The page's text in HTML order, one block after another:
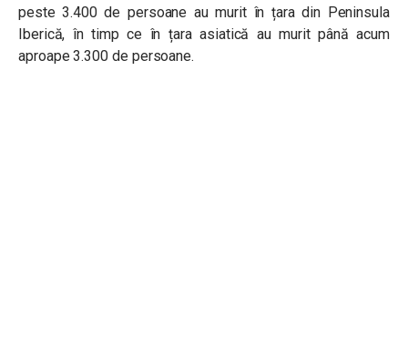
peste 3.400 de persoane au murit în țara din Peninsula
Iberică, în timp ce în țara asiatică au murit până acum
aproape 3.300 de persoane.